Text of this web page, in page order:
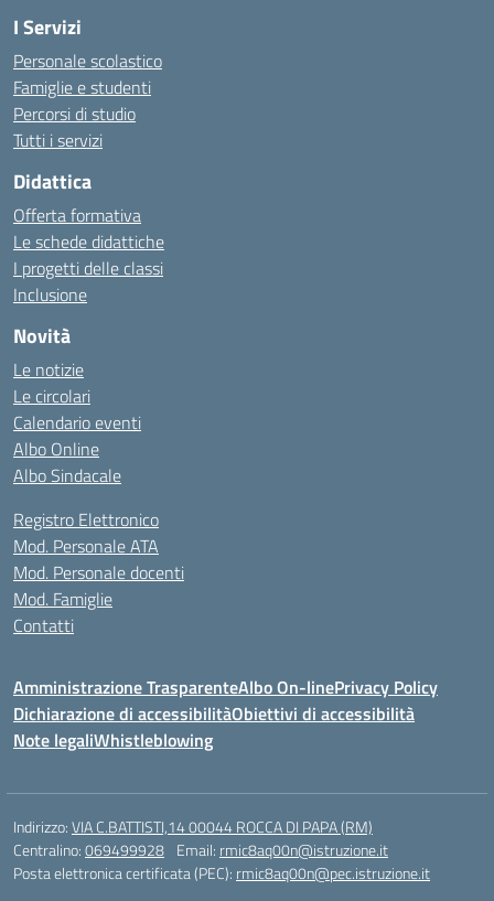
I Servizi
Personale scolastico
Famiglie e studenti
Percorsi di studio
Tutti i servizi
Didattica
Offerta formativa
Le schede didattiche
I progetti delle classi
Inclusione
Novità
Le notizie
Le circolari
Calendario eventi
Albo Online
Albo Sindacale
Registro Elettronico
Mod. Personale ATA
Mod. Personale docenti
Mod. Famiglie
Contatti
Amministrazione TrasparenteAlbo On-linePrivacy Policy
Dichiarazione di accessibilitàObiettivi di accessibilità
Note legaliWhistleblowing
Indirizzo:VIA C.BATTISTI,14 00044 ROCCA DI PAPA (RM)
Centralino:069499928 Email: rmic8aq00n@istruzione.it
Posta elettronica certificata (PEC): rmic8aq00n@pec.istruzione.it